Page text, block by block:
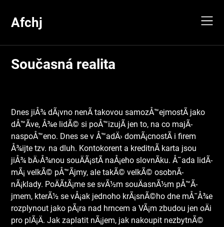
content
Afchj
Současná realita
Dnes jiÅ¾ dÃ¡vno nenÃ­ takovou samozÅ™ejmostÃ­ jako
dÅ™Ã­ve, Å¾e lidÃ© si poÅ™izujÃ­ jen to, na co majÃ­
naspoÅ™eno. Dnes se v Å™adÄ› domÃ¡cnostÃ­ i firem
Å¾ijte tzv. na dluh. Kontokorent a kreditnÃ­ karta jsou
jiÅ¾ bÄ›Å¾nou souÄÃ¡stÃ­ naÅ¡eho slovnÃ­ku. Å˜ada lidÃ­
mÃ¡ velkÃ© pÅ™Ã­jmy, ale takÃ© velkÃ© osobnÃ­
nÃ¡klady. PoÄÃ­tÃ¡me se svÃ½m souÄasnÃ½m pÅ™Ã­
jmem, kterÃ½ se vÅ¡ak jednoho krÃ¡snÃ©ho dne mÅ¯Å¾e
rozplynout jako pÃ¡ra nad hrncem a VÃ¡m zbudou jen oÄi
pro plÃ¡Ä. Jak zaplatit nÃ¡jem, jak nakoupit nezbytnÃ©